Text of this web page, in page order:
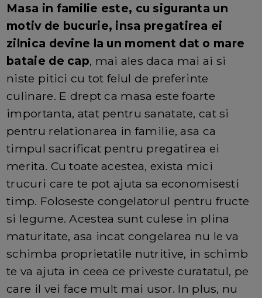
Masa in familie este, cu siguranta un
motiv de bucurie, insa pregatirea ei
zilnica devine la un moment dat o mare
bataie de cap, mai ales daca mai ai si
niste pitici cu tot felul de preferinte
culinare. E drept ca masa este foarte
importanta, atat pentru sanatate, cat si
pentru relationarea in familie, asa ca
timpul sacrificat pentru pregatirea ei
merita. Cu toate acestea, exista mici
trucuri care te pot ajuta sa economisesti
timp. Foloseste congelatorul pentru fructe
si legume. Acestea sunt culese in plina
maturitate, asa incat congelarea nu le va
schimba proprietatile nutritive, in schimb
te va ajuta in ceea ce priveste curatatul, pe
care il vei face mult mai usor. In plus, nu